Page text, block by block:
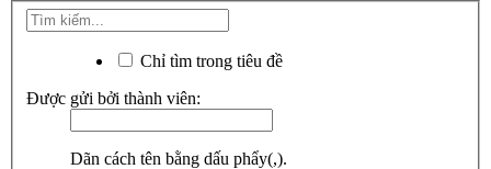
Chỉ tìm trong tiêu đề
Được gửi bởi thành viên:
Dãn cách tên bằng dấu phẩy(,).